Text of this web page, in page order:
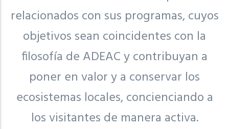
relacionados con sus programas, cuyos
objetivos sean coincidentes con la
filosofía de ADEAC y contribuyan a
poner en valor y a conservar los
ecosistemas locales, concienciando a
los visitantes de manera activa.